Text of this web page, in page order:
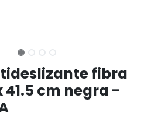
fibra
41.5 cm negra -